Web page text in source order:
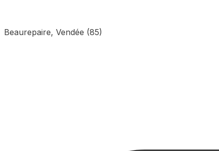
Beaurepaire, Vendée (85)